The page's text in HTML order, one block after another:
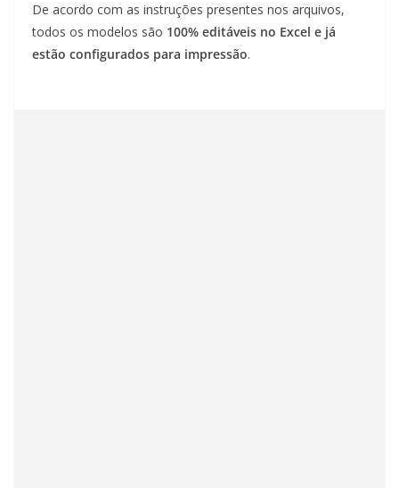
De acordo com as instruções presentes nos arquivos,
todos os modelos são 100% editáveis no Excel e já
estão configurados para impressão.